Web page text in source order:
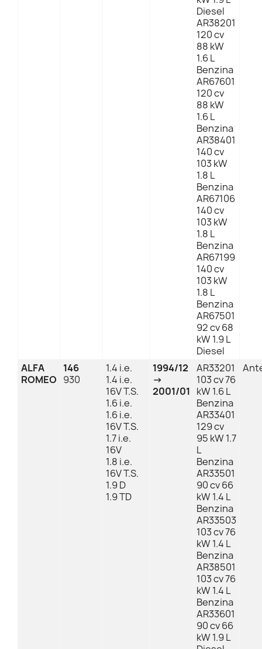
Diesel
AR38201
120 cv
88 kW
1.6 L
Benzina
AR67601
120 cv
88 kW
1.6 L
Benzina
AR38401
140 cv
103 kW
1.8 L
Benzina
AR67106
140 cv
103 kW
1.8 L
Benzina
AR67199
140 cv
103 kW
1.8 L
Benzina
AR67501
92 cv 68
kW 1.9 L
Diesel
ALFA
ROMEO
146
930
1.4 i.e.
1.4 i.e.
16V T.S.
1.6 i.e.
1.6 i.e.
16V T.S.
1.7 i.e.
16V
1.8 i.e.
16V T.S.
1.9 D
1.9 TD
1994/12
→
2001/01
AR33201
103 cv 76
kW 1.6 L
Benzina
AR33401
129 cv
95 kW 1.7
L
Benzina
AR33501
90 cv 66
kW 1.4 L
Benzina
AR33503
103 cv 76
kW 1.4 L
Benzina
AR38501
103 cv 76
kW 1.4 L
Benzina
AR33601
90 cv 66
kW 1.9 L